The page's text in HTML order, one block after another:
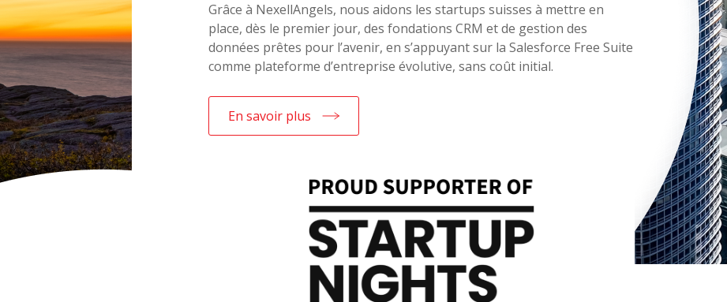
Grâce à NexellAngels, nous aidons les startups suisses à mettre en
place, dès le premier jour, des fondations CRM et de gestion des
données prêtes pour l’avenir, en s’appuyant sur la Salesforce Free Suite
comme plateforme d’entreprise évolutive, sans coût initial.
En savoir plus